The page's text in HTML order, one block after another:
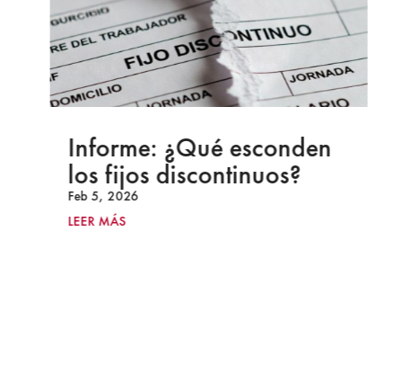
Informe: ¿Qué esconden
los fijos discontinuos?
Feb 5, 2026
LEER MÁS